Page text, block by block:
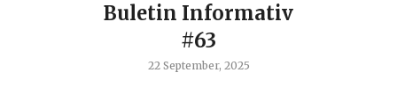
Buletin Informativ
#63
22 September, 2025